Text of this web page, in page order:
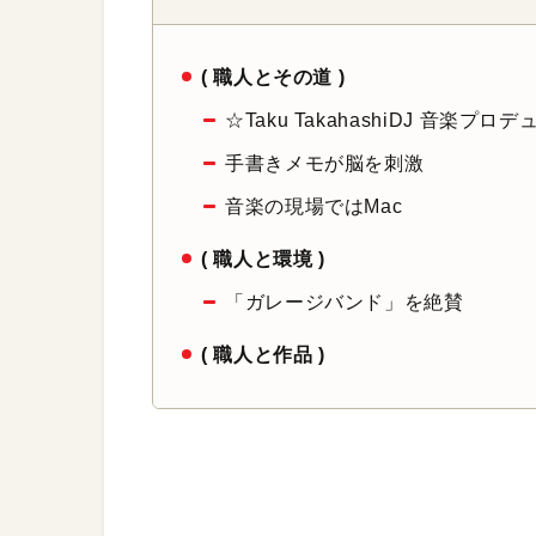
( 職人とその道 )
☆Taku Takahashi DJ 音楽プロデ
手書きメモが脳を刺激
音楽の現場ではMac
( 職人と環境 )
「ガレージバンド」を絶賛
( 職人と作品 )